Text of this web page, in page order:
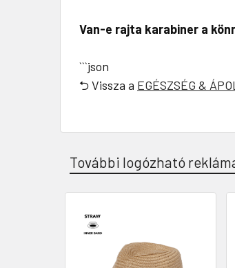
Van-e rajta karabiner a
```json
⮌ Vissza a EGÉSZSÉG &
További logózható